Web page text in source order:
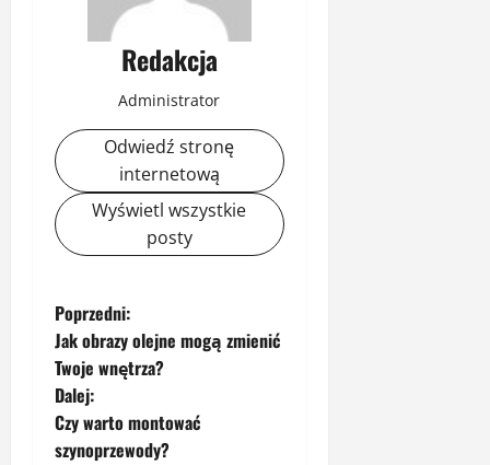
Redakcja
Administrator
Odwiedź stronę
internetową
Wyświetl wszystkie
posty
Z
o
b
Poprzedni:
Jak obrazy olejne mogą zmienić
Twoje wnętrza?
Dalej:
Czy warto montować
szynoprzewody?